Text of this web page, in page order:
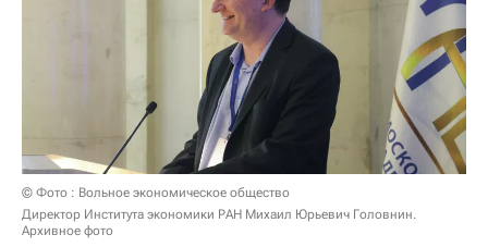
© Фото : Вольное экономическое общество
Директор Института экономики РАН Михаил Юрьевич Головнин.
Архивное фото